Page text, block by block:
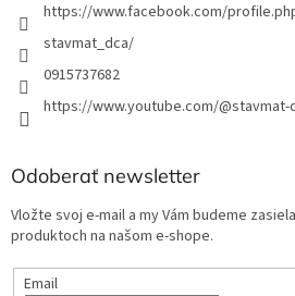
https://www.facebook.com/
stavmat_dca/
0915737682
https://www.youtube.com/@stavmat-
Odoberať newsletter
Vložte svoj e-mail a my Vám budeme
produktoch na našom e-shope.
Email